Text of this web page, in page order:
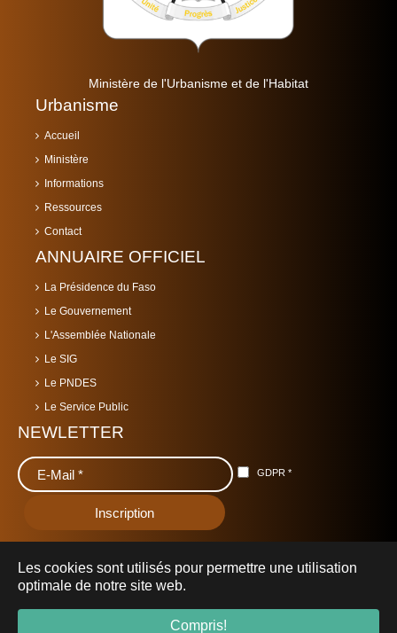
Les cookies sont utilisés pour permettre une utilisation
optimale de notre site web.
Compris!
Ministère de l'Urbanisme et de l'Habitat
Urbanisme
Accueil
Ministère
Informations
Ressources
Contact
ANNUAIRE OFFICIEL
La Présidence du Faso
Le Gouvernement
L'Assemblée Nationale
Le SIG
Le PNDES
Le Service Public
NEWLETTER
GDPR *
© 2019 Ministère de l'Urbanisme et de l'Habitat -